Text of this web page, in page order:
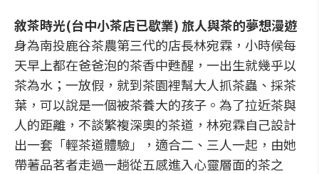
敘茶時光(台中小茶店已歇業) 旅人與茶的夢想漫遊
身為南投鹿谷茶農第三代的店長林宛霖，小時候每
天早上都在爸爸泡的茶香中甦醒，一出生就幾乎以
茶為水；一放假，就到茶園裡幫大人抓茶蟲、採茶
葉，可以說是一個被茶養大的孩子。為了拉近茶與
人的距離，不談繁複深奧的茶道，林宛霖自己設計
出一套「輕茶道體驗」，適合二、三人一起，由她
帶著品茗者走過一趟從五感進入心靈層面的茶之